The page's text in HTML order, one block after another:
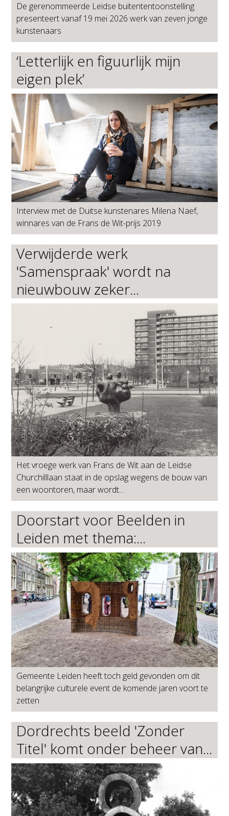
De gerenommeerde Leidse buitententoonstelling
presenteert vanaf 19 mei 2026 werk van zeven jonge
kunstenaars
‘Letterlijk en figuurlijk mijn
eigen plek’
Interview met de Duitse kunstenares Milena Naef,
winnares van de Frans de Wit-prijs 2019
Verwijderde werk
'Samenspraak' wordt na
nieuwbouw zeker...
Het vroege werk van Frans de Wit aan de Leidse
Churchilllaan staat in de opslag wegens de bouw van
een woontoren, maar wordt...
Doorstart voor Beelden in
Leiden met thema:...
Gemeente Leiden heeft toch geld gevonden om dit
belangrijke culturele event de komende jaren voort te
zetten
Dordrechts beeld 'Zonder
Titel' komt onder beheer van...